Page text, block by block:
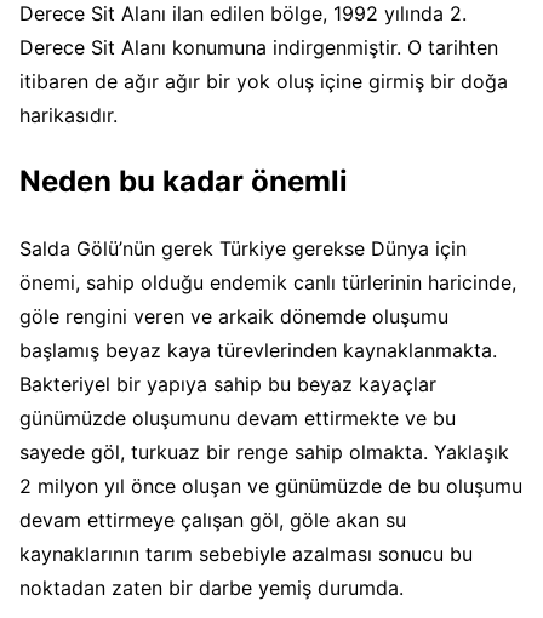
Derece Sit Alanı ilan edilen bölge, 1992 yılında 2.
Derece Sit Alanı konumuna indirgenmiştir. O tarihten
itibaren de ağır ağır bir yok oluş içine girmiş bir doğa
harikasıdır.
Neden bu kadar önemli
Salda Gölü’nün gerek Türkiye gerekse Dünya için
önemi, sahip olduğu endemik canlı türlerinin haricinde,
göle rengini veren ve arkaik dönemde oluşumu
başlamış beyaz kaya türevlerinden kaynaklanmakta.
Bakteriyel bir yapıya sahip bu beyaz kayaçlar
günümüzde oluşumunu devam ettirmekte ve bu
sayede göl, turkuaz bir renge sahip olmakta. Yaklaşık
2 milyon yıl önce oluşan ve günümüzde de bu oluşumu
devam ettirmeye çalışan göl, göle akan su
kaynaklarının tarım sebebiyle azalması sonucu bu
noktadan zaten bir darbe yemiş durumda.